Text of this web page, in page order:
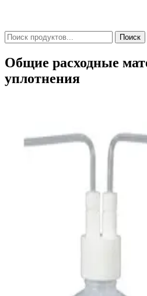
Поиск
Общие расходные
уплотнения